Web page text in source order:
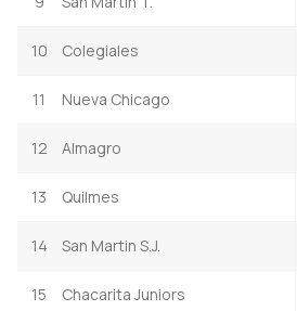
10 Colegiales
11 Nueva Chicago
12 Almagro
13 Quilmes
14 San Martin S.J.
15 Chacarita Juniors